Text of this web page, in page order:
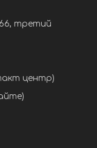
третий
центр)